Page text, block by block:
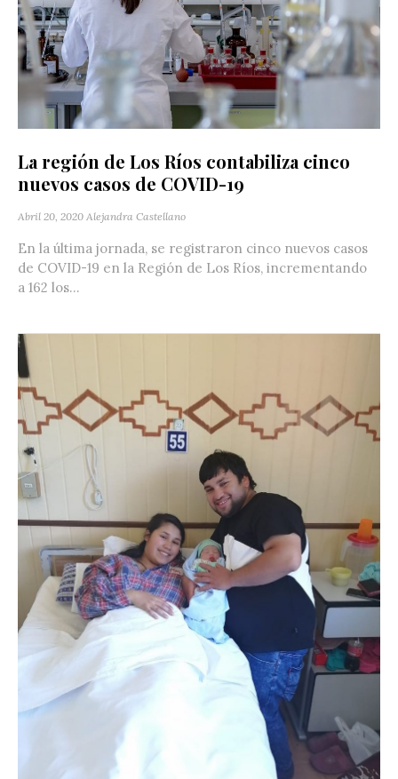
La región de Los Ríos contabiliza cinco
nuevos casos de COVID-19
Abril 20, 2020 Alejandra Castellano
En la última jornada, se registraron cinco nuevos casos
de COVID-19 en la Región de Los Ríos, incrementando
a 162 los...